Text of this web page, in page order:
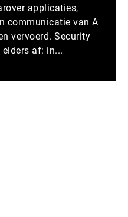
applicaties,
communicatie van A
vervoerd. Security
af: in...